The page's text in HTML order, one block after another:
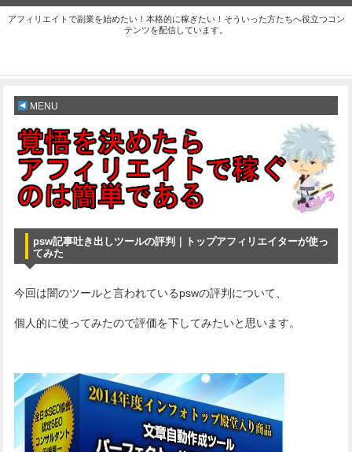
アフィリエイトで副業を始めたい！本格的に稼ぎたい！そういった方たちへ役立つコン
テンツを配信しています。
MENU
psw記事吐き出しツールの評判｜トップアフィリエイターが使っ
てみた
今回は闇のツールと言われているpswの評判について、
個人的に使ってみたので評価を下してみたいと思います。